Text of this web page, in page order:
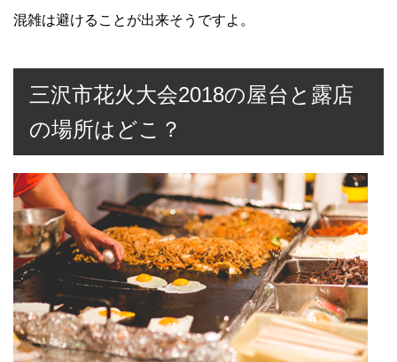
混雑は避けることが出来そうですよ。
三沢市花火大会2018の屋台と露店
の場所はどこ？